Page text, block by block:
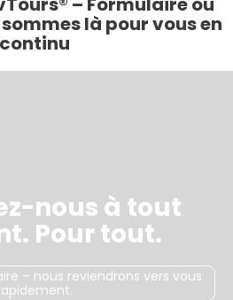
là pour vous en
continu
nous à tout
Pour tout.
– nous reviendrons vers vous